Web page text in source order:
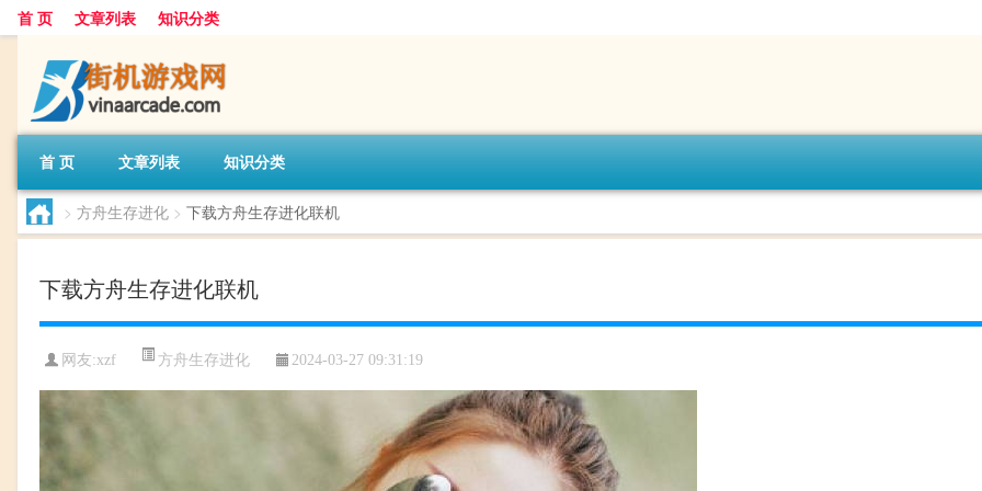
首 页 文章列表 知识分类
首 页 文章列表 知识分类
> 方舟生存进化 > 下载方舟生存进化联机
下载方舟生存进化联机
网友:xzf 方舟生存进化 2024-03-27 09:31:19